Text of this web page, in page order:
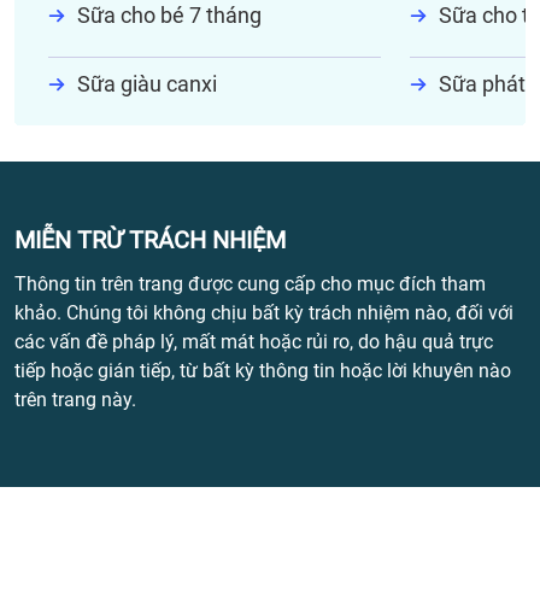
Sữa cho bé 7 tháng Sữa cho
Sữa giàu canxi Sữa phát
MIỄN TRỪ TRÁCH NHIỆM
Thông tin trên trang được cung cấp cho mục đích tham
khảo. Chúng tôi không chịu bất kỳ trách nhiệm nào, đối với
các vấn đề pháp lý, mất mát hoặc rủi ro, do hậu quả trực
tiếp hoặc gián tiếp, từ bất kỳ thông tin hoặc lời khuyên nào
trên trang này.